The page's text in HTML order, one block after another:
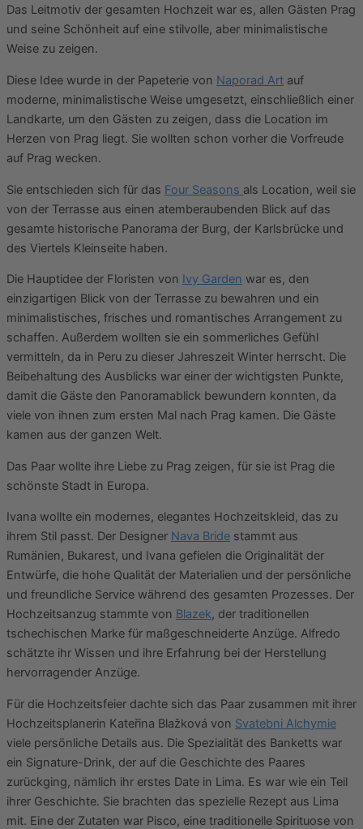
Das Leitmotiv der gesamten Hochzeit war es, allen Gästen Prag
und seine Schönheit auf eine stilvolle, aber minimalistische
Weise zu zeigen.
Diese Idee wurde in der Papeterie von Naporad Art auf
moderne, minimalistische Weise umgesetzt, einschließlich einer
Landkarte, um den Gästen zu zeigen, dass die Location im
Herzen von Prag liegt. Sie wollten schon vorher die Vorfreude
auf Prag wecken.
Sie entschieden sich für das Four Seasons als Location, weil sie
von der Terrasse aus einen atemberaubenden Blick auf das
gesamte historische Panorama der Burg, der Karlsbrücke und
des Viertels Kleinseite haben.
Die Hauptidee der Floristen von Ivy Garden war es, den
einzigartigen Blick von der Terrasse zu bewahren und ein
minimalistisches, frisches und romantisches Arrangement zu
schaffen. Außerdem wollten sie ein sommerliches Gefühl
vermitteln, da in Peru zu dieser Jahreszeit Winter herrscht. Die
Beibehaltung des Ausblicks war einer der wichtigsten Punkte,
damit die Gäste den Panoramablick bewundern konnten, da
viele von ihnen zum ersten Mal nach Prag kamen. Die Gäste
kamen aus der ganzen Welt.
Das Paar wollte ihre Liebe zu Prag zeigen, für sie ist Prag die
schönste Stadt in Europa.
Ivana wollte ein modernes, elegantes Hochzeitskleid, das zu
ihrem Stil passt. Der Designer Nava Bride stammt aus
Rumänien, Bukarest, und Ivana gefielen die Originalität der
Entwürfe, die hohe Qualität der Materialien und der persönliche
und freundliche Service während des gesamten Prozesses. Der
Hochzeitsanzug stammte von Blazek, der traditionellen
tschechischen Marke für maßgeschneiderte Anzüge. Alfredo
schätzte ihr Wissen und ihre Erfahrung bei der Herstellung
hervorragender Anzüge.
Für die Hochzeitsfeier dachte sich das Paar zusammen mit ihrer
Hochzeitsplanerin Kateřina Blažková von Svatebni Alchymie
viele persönliche Details aus. Die Spezialität des Banketts war
ein Signature-Drink, der auf die Geschichte des Paares
zurückging, nämlich ihr erstes Date in Lima. Es war wie ein Teil
ihrer Geschichte. Sie brachten das spezielle Rezept aus Lima
mit. Eine der Zutaten war Pisco, eine traditionelle Spirituose von